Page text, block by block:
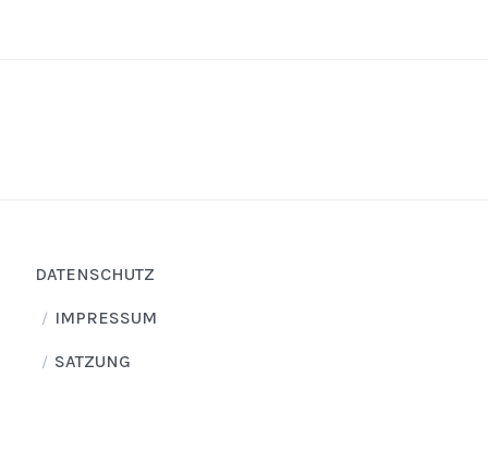
DATENSCHUTZ
IMPRESSUM
SATZUNG